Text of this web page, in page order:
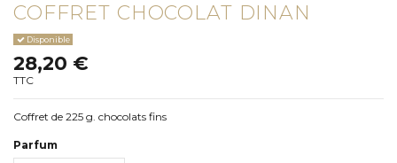
COFFRET CHOCOLAT DINAN
Disponible
28,20 €
TTC
Coffret de 225 g. chocolats fins
Parfum